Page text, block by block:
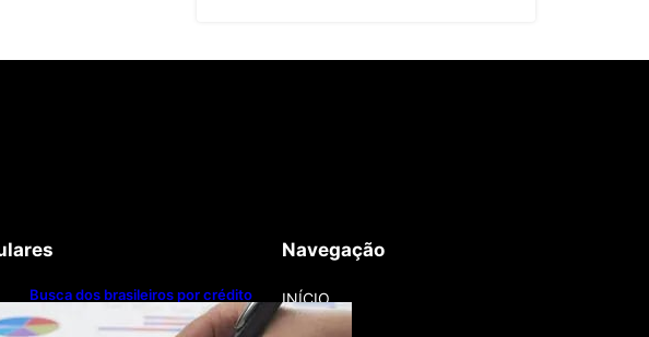
Busca dos brasileiros por crédito
cresce 16,5%; Mato Grosso lidera
ranking entre estados
Navegação
INÍCIO